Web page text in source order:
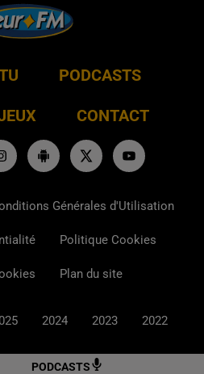
PODCASTS
PODCASTS
CONTACT
Générales d'Utilisation
Politique Cookies
Plan du site
2024 2023 2022